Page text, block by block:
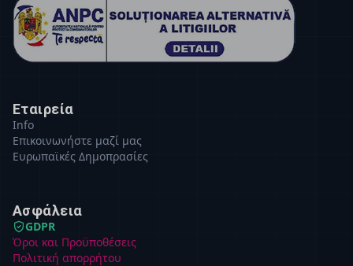
Εταιρεία
Info
Επικοινωνήστε μαζί μας
Ευρωπαϊκές Δημοπρασίες
Ασφάλεια
GDPR
Όροι και Προϋποθέσεις
Πολιτική απορρήτου